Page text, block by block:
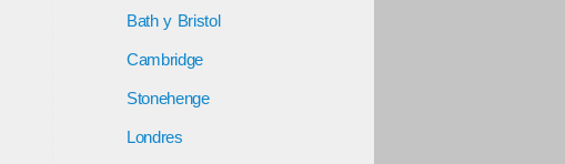
Bath y Bristol
Cambridge
Stonehenge
Londres